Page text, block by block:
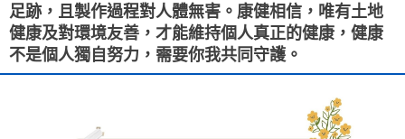
足跡，且製作過程對人體無害。康健相信，唯有土地
健康及對環境友善，才能維持個人真正的健康，健康
不是個人獨自努力，需要你我共同守護。